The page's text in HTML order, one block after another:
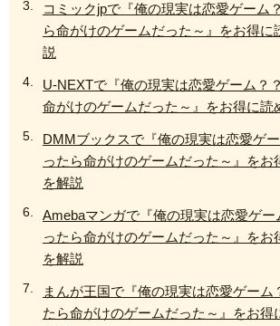
コミックjpで『俺の現実は恋愛ゲーム
ら命がけのゲームだった～』をお得に
説
U-NEXTで『俺の現実は恋愛ゲーム？
命がけのゲームだった～』をお得に読
DMMブックスで『俺の現実は恋愛ゲ
ったら命がけのゲームだった～』をお
を解説
Amebaマンガで『俺の現実は恋愛ゲー
ったら命がけのゲームだった～』をお
を解説
まんが王国で『俺の現実は恋愛ゲーム
たら命がけのゲームだった～』をお得